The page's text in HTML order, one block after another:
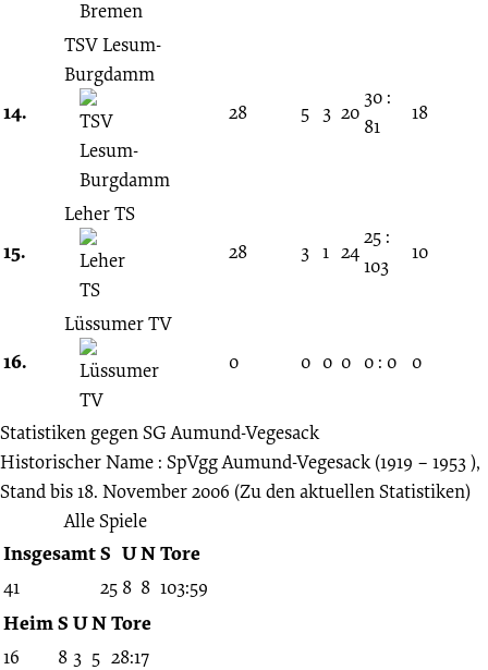
14.
TSV Lesum-
Burgdamm
28
5 3 20
30 :
81
18
15.
Leher TS
28
3 1 24
25 :
103
10
16.
Lüssumer TV
0
0 0 0 0 : 0 0
Statistiken gegenSG Aumund-Vegesack
Historischer Name : SpVgg Aumund-Vegesack (1919 – 1953 ),
Stand bis 18. November 2006 (Zu den aktuellen Statistiken)
Alle Spiele
InsgesamtS UNTore
41 25 8 8 103:59
HeimS UNTore
16 8 3 5 28:17